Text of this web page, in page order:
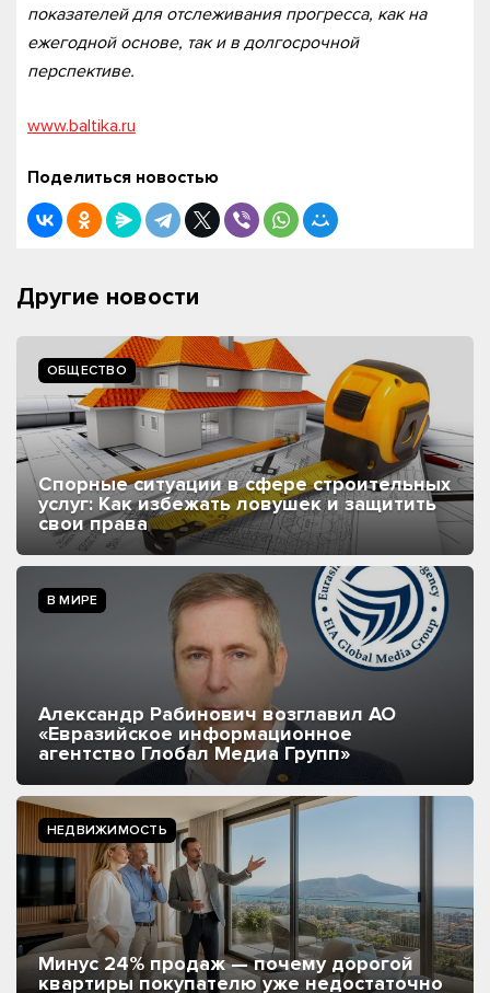
показателей для отслеживания прогресса, как на
ежегодной основе, так и в долгосрочной
перспективе.
www.baltika.ru
Поделиться новостью
Другие новости
ОБЩЕСТВО
Спорные ситуации в сфере строительных
услуг: Как избежать ловушек и защитить
свои права
В МИРЕ
Александр Рабинович возглавил АО
«Евразийское информационное
агентство Глобал Медиа Групп»
НЕДВИЖИМОСТЬ
Минус 24% продаж — почему дорогой
квартиры покупателю уже недостаточно